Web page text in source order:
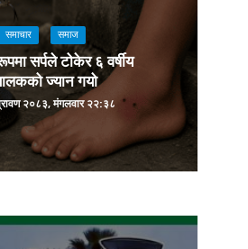
समाचार समाज
सर्पले टोकेर ६ वर्षीय
ज्यान गयो
२०८३, मंगलवार २२:३८